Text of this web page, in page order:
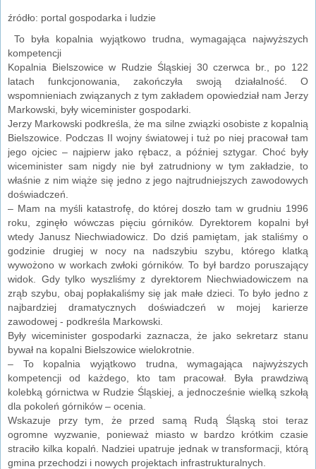
źródło: portal gospodarka i ludzie
To była kopalnia wyjątkowo trudna, wymagająca najwyższych
kompetencji
Kopalnia Bielszowice w Rudzie Śląskiej 30 czerwca br., po 122
latach funkcjonowania, zakończyła swoją działalność. O
wspomnieniach związanych z tym zakładem opowiedział nam Jerzy
Markowski, były wiceminister gospodarki.
Jerzy Markowski podkreśla, że ma silne związki osobiste z kopalnią
Bielszowice. Podczas II wojny światowej i tuż po niej pracował tam
jego ojciec – najpierw jako rębacz, a później sztygar. Choć były
wiceminister sam nigdy nie był zatrudniony w tym zakładzie, to
właśnie z nim wiąże się jedno z jego najtrudniejszych zawodowych
doświadczeń.
– Mam na myśli katastrofę, do której doszło tam w grudniu 1996
roku, zginęło wówczas pięciu górników. Dyrektorem kopalni był
wtedy Janusz Niechwiadowicz. Do dziś pamiętam, jak staliśmy o
godzinie drugiej w nocy na nadszybiu szybu, którego klatką
wywożono w workach zwłoki górników. To był bardzo poruszający
widok. Gdy tylko wyszliśmy z dyrektorem Niechwiadowiczem na
zrąb szybu, obaj popłakaliśmy się jak małe dzieci. To było jedno z
najbardziej dramatycznych doświadczeń w mojej karierze
zawodowej - podkreśla Markowski.
Były wiceminister gospodarki zaznacza, że jako sekretarz stanu
bywał na kopalni Bielszowice wielokrotnie.
– To kopalnia wyjątkowo trudna, wymagająca najwyższych
kompetencji od każdego, kto tam pracował. Była prawdziwą
kolebką górnictwa w Rudzie Śląskiej, a jednocześnie wielką szkołą
dla pokoleń górników – ocenia.
Wskazuje przy tym, że przed samą Rudą Śląską stoi teraz
ogromne wyzwanie, ponieważ miasto w bardzo krótkim czasie
straciło kilka kopalń. Nadziei upatruje jednak w transformacji, którą
gmina przechodzi i nowych projektach infrastrukturalnych.